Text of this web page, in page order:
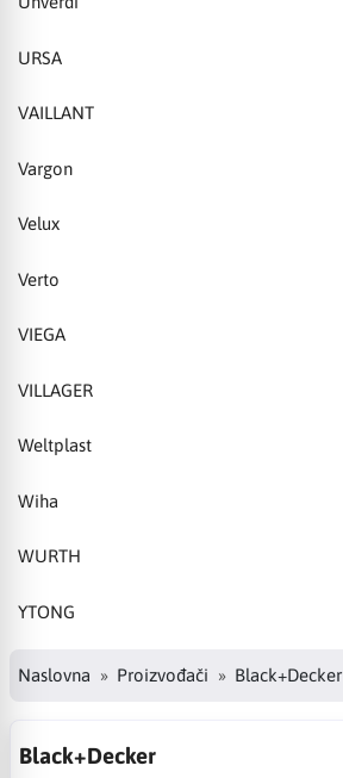
URSA
VAILLANT
Vargon
Velux
Verto
VIEGA
VILLAGER
Weltplast
Wiha
WURTH
YTONG
Naslovna Proizvođači Black+Decker
Black+Decker